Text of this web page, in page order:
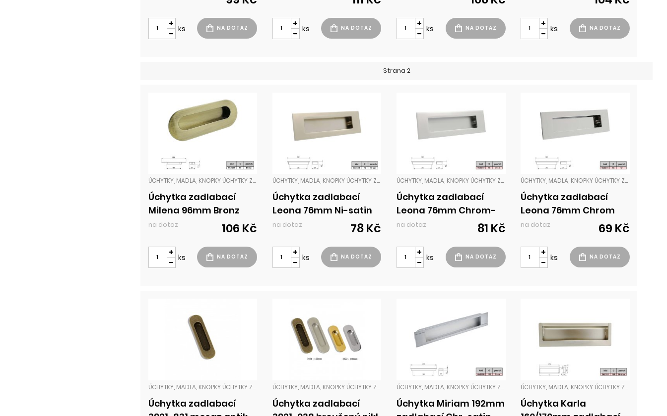
ks ks ks ks
Strana 2
ÚCHYTKY, MADLA, KNOPKY ÚCHYTKY ZADLABACÍ
Úchytka zadlabací
Milena 96mm Bronz
na dotaz 106 Kč
ks
ÚCHYTKY, MADLA, KNOPKY ÚCHYTKY ZADLABACÍ
Úchytka zadlabací
Leona 76mm Ni-satin
na dotaz 78 Kč
ks
ÚCHYTKY, MADLA, KNOPKY ÚCHYTKY ZADLABACÍ
Úchytka zadlabací
Leona 76mm Chrom-
satin
na dotaz 81 Kč
ks
ÚCHYTKY, MADLA, KNOPKY ÚCHYTKY ZADLABACÍ
Úchytka zadlabací
Leona 76mm Chrom
na dotaz 69 Kč
ks
ÚCHYTKY, MADLA, KNOPKY ÚCHYTKY ZADLABACÍ
Úchytka zadlabací
ÚCHYTKY, MADLA, KNOPKY ÚCHYTKY ZADLABACÍ
Úchytka zadlabací
ÚCHYTKY, MADLA, KNOPKY ÚCHYTKY ZADLABACÍ
Úchytka Miriam 192mm
ÚCHYTKY, MADLA, KNOPKY ÚCHYTKY ZADLABACÍ
Úchytka Karla